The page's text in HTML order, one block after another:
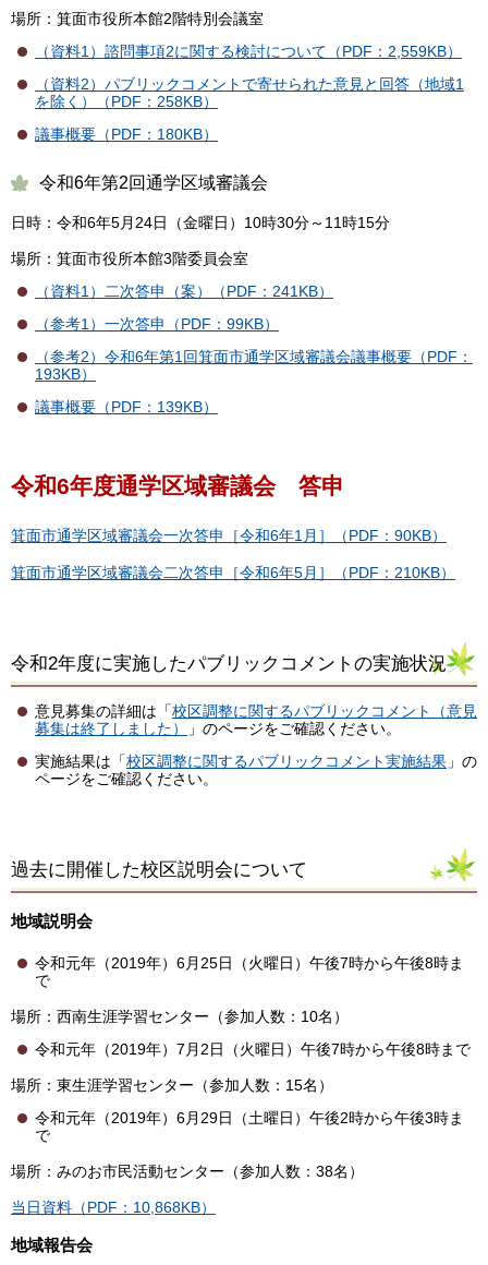
場所：箕面市役所本館2階特別会議室
（資料1）諮問事項2に関する検討について（PDF：2,559KB）
（資料2）パブリックコメントで寄せられた意見と回答（地域1
を除く）（PDF：258KB）
議事概要（PDF：180KB）
令和6年第2回通学区域審議会
日時：令和6年5月24日（金曜日）10時30分～11時15分
場所：箕面市役所本館3階委員会室
（資料1）二次答申（案）（PDF：241KB）
（参考1）一次答申（PDF：99KB）
（参考2）令和6年第1回箕面市通学区域審議会議事概要（PDF：
193KB）
議事概要（PDF：139KB）
令和6年度通学区域審議会 答申
箕面市通学区域審議会一次答申［令和6年1月］（PDF：90KB）
箕面市通学区域審議会二次答申［令和6年5月］（PDF：210KB）
令和2年度に実施したパブリックコメントの実施状況
意見募集の詳細は「校区調整に関するパブリックコメント（意見
募集は終了しました）
」のページをご確認ください。
実施結果は「校区調整に関するパブリックコメント実施結果 」の
ページをご確認ください。
過去に開催した校区説明会について
地域説明会
令和元年（2019年）6月25日（火曜日）午後7時から午後8時ま
で
場所：西南生涯学習センター（参加人数：10名）
令和元年（2019年）7月2日（火曜日）午後7時から午後8時まで
場所：東生涯学習センター（参加人数：15名）
令和元年（2019年）6月29日（土曜日）午後2時から午後3時ま
で
場所：みのお市民活動センター（参加人数：38名）
当日資料（PDF：10,868KB）
地域報告会